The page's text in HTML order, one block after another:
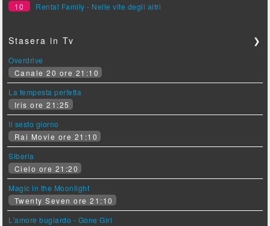
10
Rental Family - Nelle vite degli altri
Stasera in Tv ❯
Overdrive
Canale 20 ore 21:10
La tempesta perfetta
Iris ore 21:25
Il sesto giorno
Rai Movie ore 21:10
Siberia
Cielo ore 21:20
Magic in the Moonlight
Twenty Seven ore 21:10
L'amore bugiardo - Gone Girl